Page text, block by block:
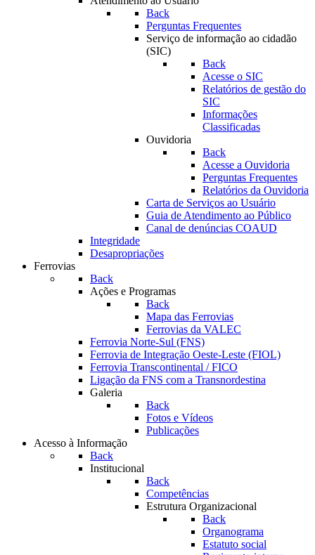
Back
Perguntas Frequentes
Serviço de informação ao cidadão
(SIC)
Back
Acesse o SIC
Relatórios de gestão do
SIC
Informações
Classificadas
Ouvidoria
Back
Acesse a Ouvidoria
Perguntas Frequentes
Relatórios da Ouvidoria
Carta de Serviços ao Usuário
Guia de Atendimento ao Público
Canal de denúncias COAUD
Integridade
Desapropriações
Ferrovias
Back
Ações e Programas
Back
Mapa das Ferrovias
Ferrovias da VALEC
Ferrovia Norte-Sul (FNS)
Ferrovia de Integração Oeste-Leste (FIOL)
Ferrovia Transcontinental / FICO
Ligação da FNS com a Transnordestina
Galeria
Back
Fotos e Vídeos
Publicações
Acesso à Informação
Back
Institucional
Back
Competências
Estrutura Organizacional
Back
Organograma
Estatuto social